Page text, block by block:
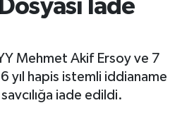
İade
Mehmet Akif Ersoy ve 7
yıl hapis istemli iddianame
iade edildi.